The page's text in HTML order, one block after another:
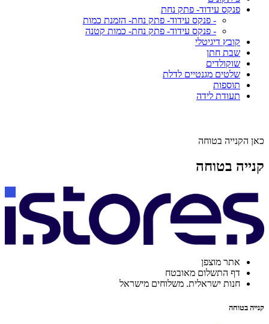
פנקס עידוד- פתק נחת
- פנקס עידוד- פתק נחת- הזמנת כמות
- פנקס עידוד- פתק נחת- כמות קטנה
קובץ דיגיטלי
שבת חתן
שוקולדים
שלטים מגנטיים לדלת
תוספות
תעודת לידה
כאן הקנייה בטוחה
קנייה בטוחה
אתר מוצפן
דף התשלום מאובטח
חנות ישראלית. משלוחים מישראל
קנייה בטוחה